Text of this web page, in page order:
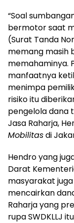
“Soal
bermotor saat
(Surat Tanda
memang masih
memahaminya.
manfaatnya
menimpa
risiko itu
pengelola dana
Jasa Raharja,
Mobilitasdi
Hendro yang
Darat
masyarakat
mencairkan
Raharja yang
rupa SWDKLLJ